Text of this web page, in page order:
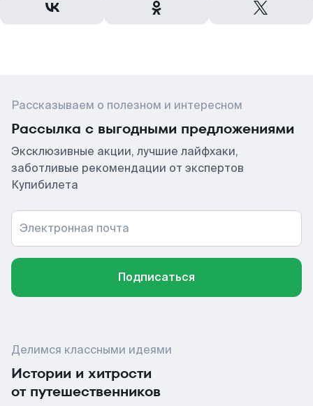
Рассказываем о полезном и интересном
Рассылка с выгодными предложениями
Эксклюзивные акции, лучшие лайфхаки,
заботливые рекомендации от экспертов
Купибилета
Электронная почта
Подписаться
Делимся классными идеями
Истории и хитрости
от путешественников